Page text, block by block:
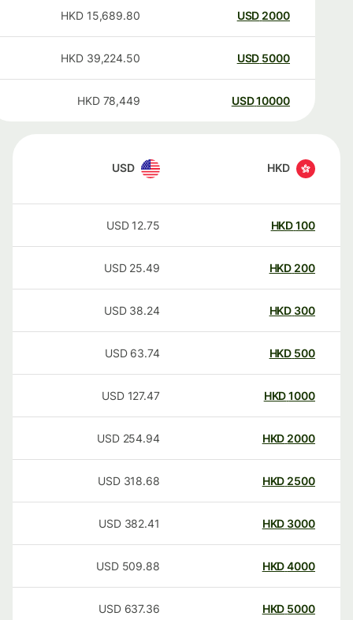
2000
USD
15,689.80
HKD
5000
USD
39,224.50
HKD
10000
USD
78,449
HKD
HKD
USD
100
HKD
12.75
USD
200
HKD
25.49
USD
300
HKD
38.24
USD
500
HKD
63.74
USD
1000
HKD
127.47
USD
2000
HKD
254.94
USD
2500
HKD
318.68
USD
3000
HKD
382.41
USD
4000
HKD
509.88
USD
5000
HKD
637.36
USD